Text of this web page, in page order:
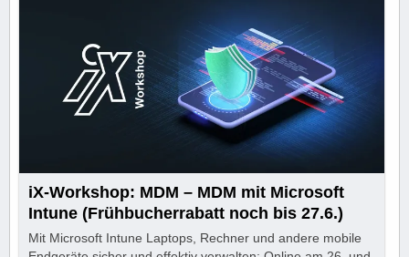
iX-Workshop: MDM – MDM mit Microsoft
Intune (Frühbucherrabatt noch bis 27.6.)
Mit Microsoft Intune Laptops, Rechner und andere mobile